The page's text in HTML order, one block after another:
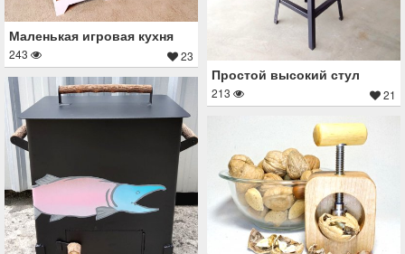
Маленькая игровая кухня
243 23
Простой высокий стул
213 21